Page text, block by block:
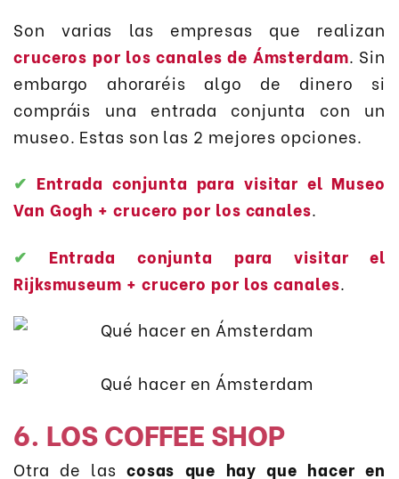
Son varias las empresas que realizan
cruceros por los canales de Ámsterdam. Sin
embargo ahoraréis algo de dinero si
compráis una entrada conjunta con un
museo. Estas son las 2 mejores opciones.
✔ Entrada conjunta para visitar el Museo
Van Gogh + crucero por los canales.
✔ Entrada conjunta para visitar el
Rijksmuseum + crucero por los canales.
6. LOS COFFEE SHOP
Otra de las cosas que hay que hacer en